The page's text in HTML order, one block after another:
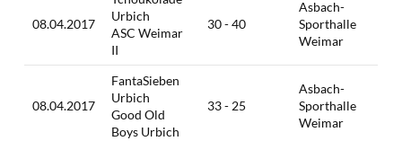
08.04.2017
Urbich
ASC Weimar
II
30 - 40
Asbach-
Sporthalle
Weimar
08.04.2017
FantaSieben
Urbich
Good Old
Boys Urbich
33 - 25
Asbach-
Sporthalle
Weimar